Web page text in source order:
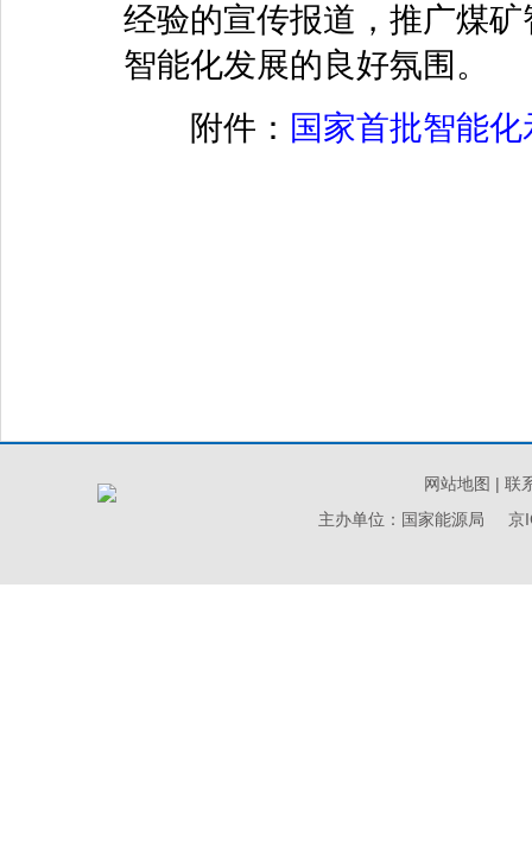
经验的宣传报道，推广煤
智能化发展的良好氛围。
附件： 国家首批智能